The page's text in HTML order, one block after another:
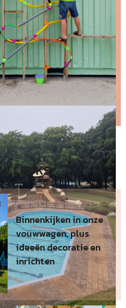
bevestig je inschrijving
je spam folder).
volgende nieuwsbrief?
Lees
LEUKS
Binnenkijken in onze
vouwwagen, plus
ideeën decoratie en
inrichten